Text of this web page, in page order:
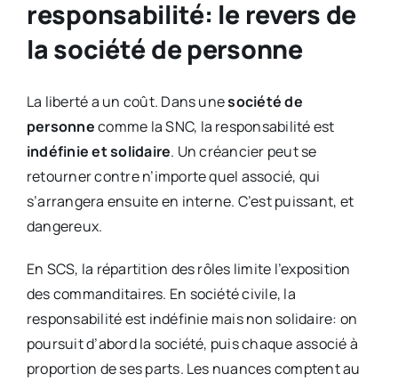
responsabilité: le revers de
la société de personne
La liberté a un coût. Dans unesociété de
personnecomme la SNC, la responsabilité est
indéfinie et solidaire. Un créancier peut se
retourner contre n’importe quel associé, qui
s’arrangera ensuite en interne. C’est puissant, et
dangereux.
En SCS, la répartition des rôles limite l’exposition
des commanditaires. En société civile, la
responsabilité est indéfinie mais non solidaire: on
poursuit d’abord la société, puis chaque associé à
proportion de ses parts. Les nuances comptent au